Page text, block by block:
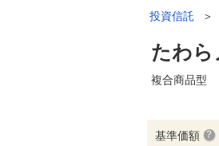
投資信託 ＞
たわら
複合商品型
基準価額